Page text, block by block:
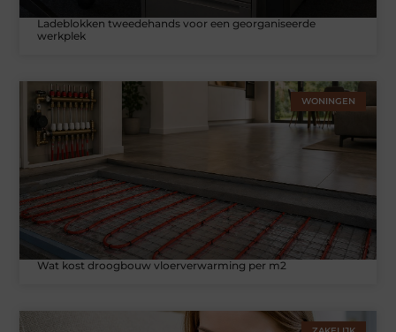
Ladeblokken tweedehands voor een georganiseerde
werkplek
WONINGEN
Wat kost droogbouw vloerverwarming per m2